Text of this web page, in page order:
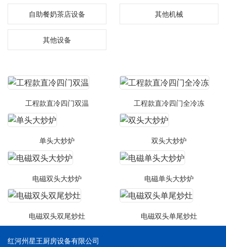
自助餐奶茶店设备 其他机械
其他设备
工程款直冷四门双温 工程款直冷四门全冷冻
单头大炒炉 双头大炒炉
电磁双头大炒炉 电磁单头大炒炉
电磁双头双尾炒灶 电磁双头单尾炒灶
红河州星王厨房设备有限公司